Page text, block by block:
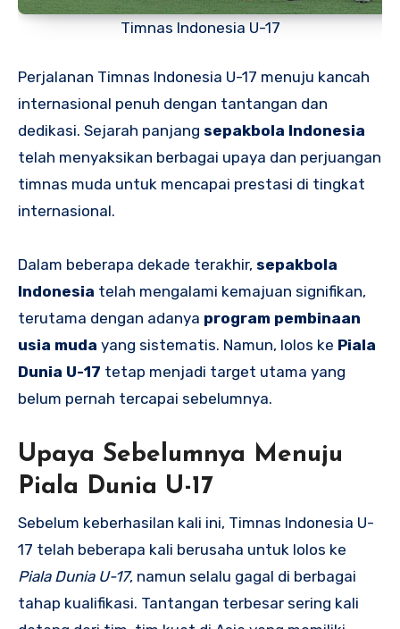
Timnas Indonesia U-17
Perjalanan Timnas Indonesia U-17 menuju kancah
internasional penuh dengan tantangan dan
dedikasi. Sejarah panjang sepakbola Indonesia
telah menyaksikan berbagai upaya dan perjuangan
timnas muda untuk mencapai prestasi di tingkat
internasional.
Dalam beberapa dekade terakhir, sepakbola
Indonesia telah mengalami kemajuan signifikan,
terutama dengan adanya program pembinaan
usia muda yang sistematis. Namun, lolos ke Piala
Dunia U-17 tetap menjadi target utama yang
belum pernah tercapai sebelumnya.
Upaya Sebelumnya Menuju
Piala Dunia U-17
Sebelum keberhasilan kali ini, Timnas Indonesia U-
17 telah beberapa kali berusaha untuk lolos ke
Piala Dunia U-17, namun selalu gagal di berbagai
tahap kualifikasi. Tantangan terbesar sering kali